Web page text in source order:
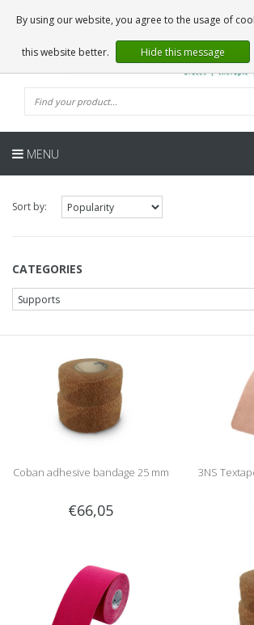
EN
MENU
Sort by:
CATEGORIES
Coban adhesive bandage 25 mm
€66,05
3NS
By using our website, you agree to the usage of
this website better. Hide this message